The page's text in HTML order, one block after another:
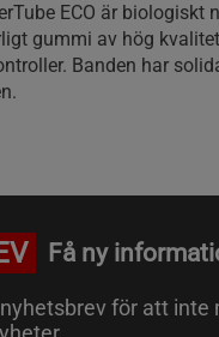
ECO är biologiskt
gummi av hög
Banden har
Få ny
för att inte